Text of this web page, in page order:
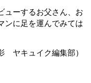
ューするお父さん、お
ンに足を運んでみては
ヤキュイク編集部）